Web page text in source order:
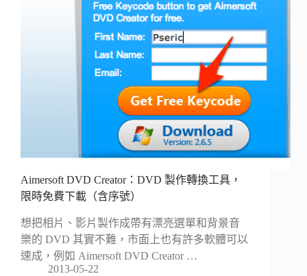
Aimersoft DVD Creator：DVD 製作轉換工具，
限時免費下載（含序號）
想把相片、影片製作成帶有漂亮選單和背景音
樂的 DVD 其實不難，市面上也有許多軟體可以
速成，例如 Aimersoft DVD Creator …
2013-05-22